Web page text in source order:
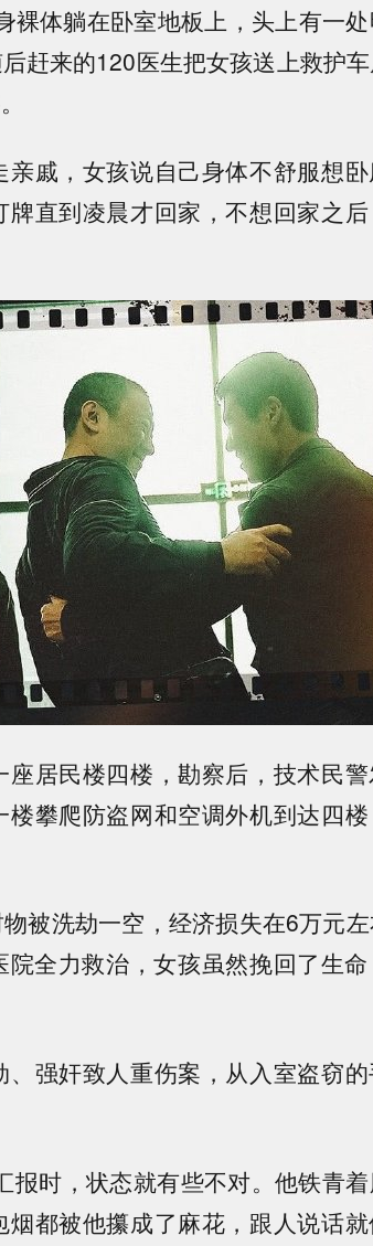
裸体躺在卧室地板上，头上有一
赶来的120医生把女孩送上救护
戚，女孩说自己身体不舒服想
直到凌晨才回家，不想回家之
居民楼四楼，勘察后，技术民
攀爬防盗网和空调外机到达四
被洗劫一空，经济损失在6万元
全力救治，女孩虽然挽回了生命
强奸致人重伤案，从入室盗窃
报时，状态就有些不对。他铁青
都被他攥成了麻花，跟人说话